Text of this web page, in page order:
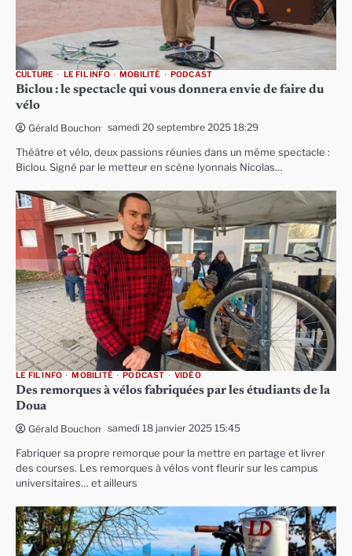
CULTURE LE FIL INFO MOBILITÉ PODCAST
Biclou : le spectacle qui vous donnera envie de faire du
vélo
Gérald Bouchon samedi 20 septembre 2025 18:29
Théâtre et vélo, deux passions réunies dans un même spectacle :
Biclou. Signé par le metteur en scène lyonnais Nicolas…
LE FIL INFO MOBILITÉ PODCAST VIDÉO
Des remorques à vélos fabriquées par les étudiants de la
Doua
Gérald Bouchon samedi 18 janvier 2025 15:45
Fabriquer sa propre remorque pour la mettre en partage et livrer
des courses. Les remorques à vélos vont fleurir sur les campus
universitaires… et ailleurs